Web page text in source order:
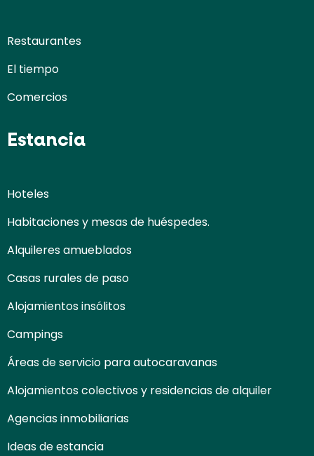
Restaurantes
El tiempo
Comercios
Estancia
Hoteles
Habitaciones y mesas de huéspedes.
Alquileres amueblados
Casas rurales de paso
Alojamientos insólitos
Campings
Áreas de servicio para autocaravanas
Alojamientos colectivos y residencias de alquiler
Agencias inmobiliarias
Ideas de estancia